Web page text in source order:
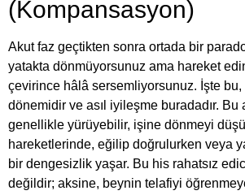
(Kompansasyon)
Akut faz geçtikten sonra ortada bir
yatakta dönmüyorsunuz ama hareket
çevirince hâlâ sersemliyorsunuz. İşte
dönemidir ve asıl iyileşme buradadır. Bu
genellikle yürüyebilir, işine dönmeyi
hareketlerinde, eğilip doğrulurken veya
bir dengesizlik yaşar. Bu his rahatsız
değildir; aksine, beynin telafiyi